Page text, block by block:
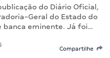
do Diário Oficial,
Geral do Estado do
banca eminente. Já foi…
Compartilhe